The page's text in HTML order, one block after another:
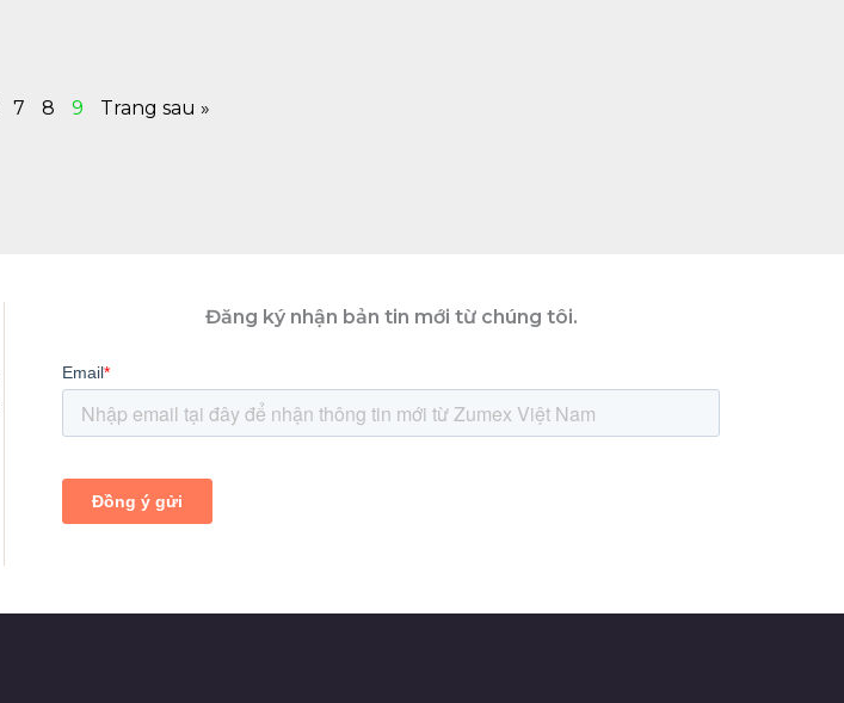
7 8 9 Trang sau »
Đăng ký nhận bản tin mới từ chúng tôi.